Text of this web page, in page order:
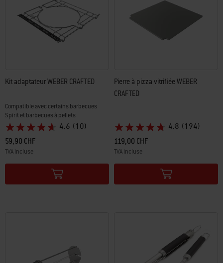
Kit adaptateur WEBER CRAFTED
Compatible avec certains barbecues
Spirit et barbecues à pellets
4.6 (10)
59,90 CHF
TVA incluse
Color Options
Pierre à pizza vitrifiée WEBER
CRAFTED​
4.8 (194)
119,00 CHF
TVA incluse
Color Options